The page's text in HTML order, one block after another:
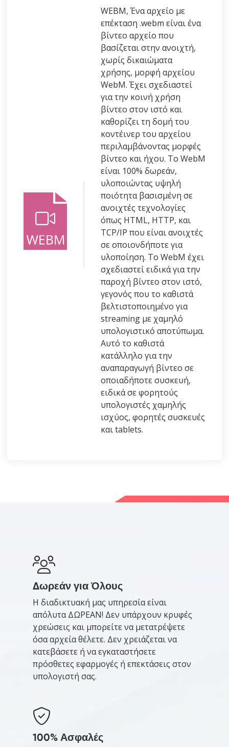
WEBM, Ένα αρχείο με
επέκταση .webm είναι ένα
βίντεο αρχείο που
βασίζεται στην ανοιχτή,
χωρίς δικαιώματα
χρήσης, μορφή αρχείου
WebM. Έχει σχεδιαστεί
για την κοινή χρήση
βίντεο στον ιστό και
καθορίζει τη δομή του
κοντέινερ του αρχείου
περιλαμβάνοντας μορφές
βίντεο και ήχου. Το WebM
είναι 100% δωρεάν,
υλοποιώντας υψηλή
ποιότητα βασισμένη σε
ανοιχτές τεχνολογίες
όπως HTML, HTTP, και
TCP/IP που είναι ανοιχτές
σε οποιονδήποτε για
υλοποίηση. Το WebM έχει
σχεδιαστεί ειδικά για την
παροχή βίντεο στον ιστό,
γεγονός που το καθιστά
βελτιστοποιημένο για
streaming με χαμηλό
υπολογιστικό αποτύπωμα.
Αυτό το καθιστά
κατάλληλο για την
αναπαραγωγή βίντεο σε
οποιαδήποτε συσκευή,
ειδικά σε φορητούς
υπολογιστές χαμηλής
ισχύος, φορητές συσκευές
και tablets.
Δωρεάν για Όλους
Η διαδικτυακή μας υπηρεσία είναι
απόλυτα ΔΩΡΕΑΝ! Δεν υπάρχουν κρυφές
χρεώσεις και μπορείτε να μετατρέψετε
όσα αρχεία θέλετε. Δεν χρειάζεται να
κατεβάσετε ή να εγκαταστήσετε
πρόσθετες εφαρμογές ή επεκτάσεις στον
υπολογιστή σας.
100% Ασφαλές